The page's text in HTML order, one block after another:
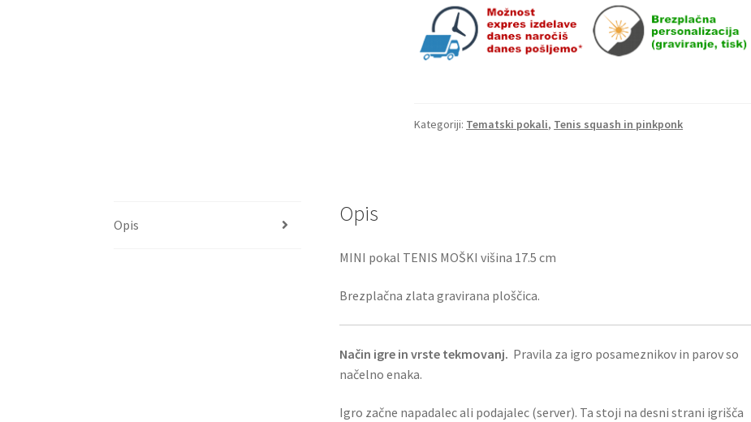
Kategoriji: Tematski pokali, Tenis squash in pinkponk
Opis Opis
MINI pokal TENIS MOŠKI višina 17.5 cm
Brezplačna zlata gravirana ploščica.
Način igre in vrste tekmovanj. Pravila za igro posameznikov in parov so
načelno enaka.
Igro začne napadalec ali podajalec (server). Ta stoji na desni strani igrišča